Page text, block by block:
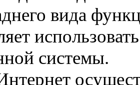
вида
системы.